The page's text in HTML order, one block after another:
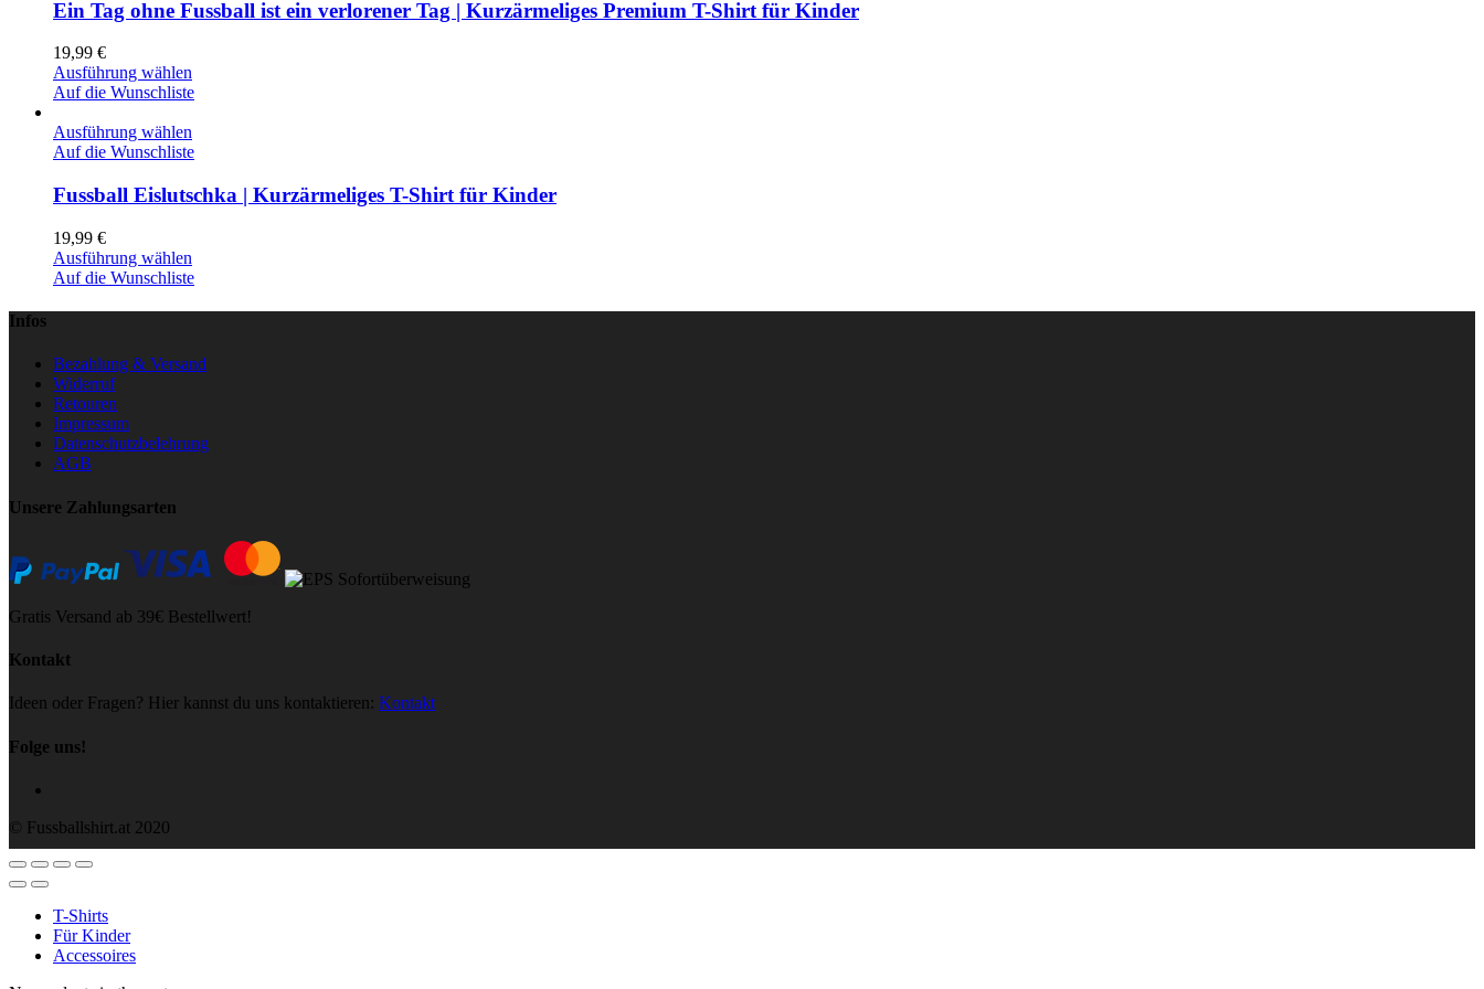
Ein Tag ohne Fussball ist ein verlorener Tag | Kurzärmeliges Premium T-Shirt für Kinder
19,99 €
Ausführung wählen
Auf die Wunschliste
Ausführung wählen
Auf die Wunschliste
Fussball Eislutschka | Kurzärmeliges T-Shirt für Kinder
19,99 €
Ausführung wählen
Auf die Wunschliste
Infos
Bezahlung & Versand
Widerruf
Retouren
Impressum
Datenschutzbelehrung
AGB
Unsere Zahlungsarten
Gratis Versand ab 39€ Bestellwert!
Kontakt
Ideen oder Fragen? Hier kannst du uns kontaktieren: Kontakt
Folge uns!
© Fussballshirt.at 2020
T-Shirts
Für Kinder
Accessoires